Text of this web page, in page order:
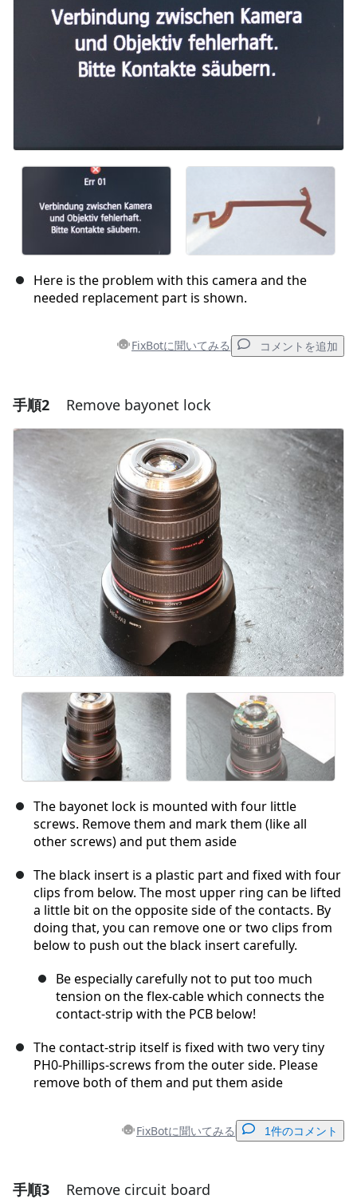
Here is the problem with this camera and the
needed replacement part is shown.
FixBotに聞いてみる コメントを追加
コメントを追加
コメントを追加
キャンセル コメントを投稿
手順2 Remove bayonet lock
The bayonet lock is mounted with four little
screws. Remove them and mark them (like all
other screws) and put them aside
The black insert is a plastic part and fixed with four
clips from below. The most upper ring can be lifted
a little bit on the opposite side of the contacts. By
doing that, you can remove one or two clips from
below to push out the black insert carefully.
Be especially carefully not to put too much
tension on the flex-cable which connects the
contact-strip with the PCB below!
The contact-strip itself is fixed with two very tiny
PH0-Phillips-screws from the outer side. Please
remove both of them and put them aside
FixBotに聞いてみる 1件のコメント
コメントを追加
手順3 Remove circuit board